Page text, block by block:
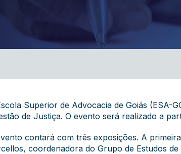
Superior de Advocacia de Goiás (ESA-
de Justiça. O evento será realizado a
contará com três exposições. A
coordenadora do Grupo de Estudos